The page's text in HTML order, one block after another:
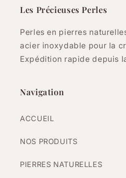
Les Précieuses Perles
Perles en pierres
acier inoxydable pour la
Expédition rapide depuis
Navigation
ACCUEIL
NOS PRODUITS
PIERRES NATURELLES